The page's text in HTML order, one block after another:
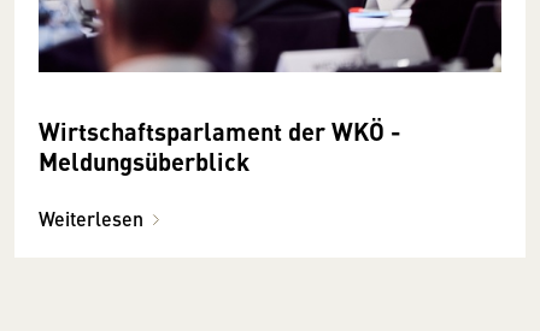
Wirtschaftsparlament der WKÖ -
Meldungsüberblick
Weiterlesen